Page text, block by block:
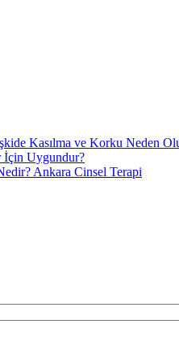
Kasılma ve Korku Neden
İçin Uygundur?
Ankara Cinsel Terapi